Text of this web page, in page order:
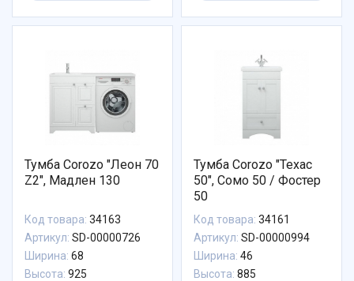
Тумба Corozo "Леон 70
Z2", Мадлен 130
Код товара: 34163
Артикул: SD-00000726
Ширина: 68
Высота: 925
Тумба Corozo "Техас
50", Сомо 50 / Фостер
50
Код товара: 34161
Артикул: SD-00000994
Ширина: 46
Высота: 885